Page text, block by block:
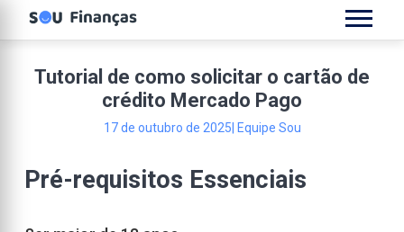
Tutorial de como solicitar o cartão de
crédito Mercado Pago
17 de outubro de 2025 | Equipe Sou
Pré-requisitos Essenciais